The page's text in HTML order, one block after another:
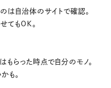
は自治体のサイトで確認。
てもOK。
もらった時点で自分のモノ。
も。